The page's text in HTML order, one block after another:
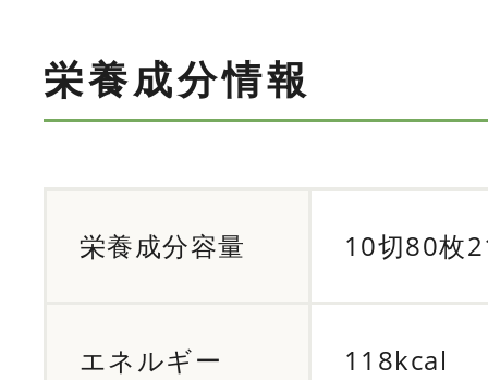
栄養成分情報
栄養成分容量 10切80枚
エネルギー 118kcal